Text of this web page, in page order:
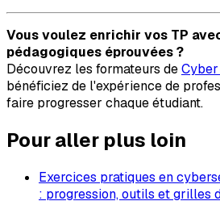
Vous voulez enrichir vos TP
pédagogiques éprouvées ?
Découvrez les formateurs de
bénéficiez de l'expérience de
faire progresser chaque étudiant.
Pour aller plus loin
Exercices pratiques en
: progression, outils et grilles